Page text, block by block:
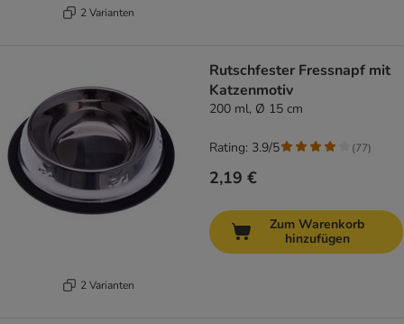
2 Varianten
2 Varianten
Rutschfester Fressnapf mit
Katzenmotiv
200 ml, Ø 15 cm
2,19 €
Rating: 3.9/5 (77)
Zum Warenkorb
hinzufügen